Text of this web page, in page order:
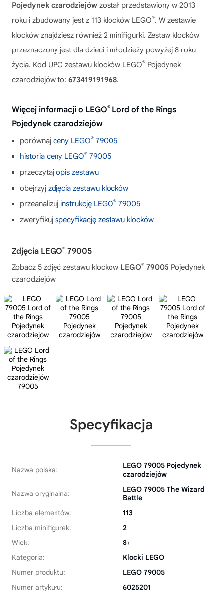
Pojedynek czarodziejów został przedstawiony w 2013
roku i zbudowany jest z 113 klocków LEGO®. W zestawie
klocków znajdziesz również 2 minifigurki. Zestaw klocków
przeznaczony jest dla dzieci i młodzieży powyżej 8 roku
życia. Kod UPC zestawu klocków LEGO® Pojedynek
czarodziejów to: 673419191968.
Więcej informacji o LEGO® Lord of the Rings
Pojedynek czarodziejów
porównaj ceny LEGO® 79005
historia ceny LEGO® 79005
przeczytaj opis zestawu
obejrzyj zdjęcia zestawu klocków
przeanalizuj instrukcję LEGO® 79005
zweryfikuj specyfikację zestawu klocków
Zdjęcia LEGO® 79005
Zobacz 5 zdjęć zestawu klocków LEGO® 79005 Pojedynek
czarodziejów
Specyfikacja
Nazwa polska:
LEGO 79005 Pojedynek
czarodziejów
Nazwa oryginalna:
LEGO 79005 The Wizard
Battle
Liczba elementów:
113
Liczba minifigurek:
2
Wiek:
8+
Kategoria:
Klocki LEGO
Numer produktu:
LEGO 79005
Numer artykułu:
6025201